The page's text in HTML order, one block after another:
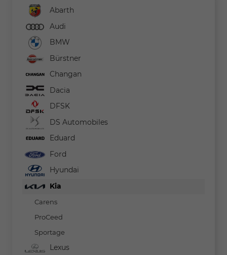
Abarth
Audi
BMW
Bürstner
Changan
Dacia
DFSK
DS Automobiles
Eduard
Ford
Hyundai
Kia
Carens
ProCeed
Sportage
Lexus